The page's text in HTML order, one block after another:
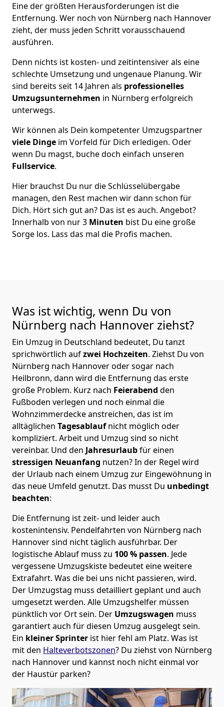
Eine der größten Herausforderungen ist die
Entfernung. Wer noch von Nürnberg nach Hannover
zieht, der muss jeden Schritt vorausschauend
ausführen.
Denn nichts ist kosten- und zeitintensiver als eine
schlechte Umsetzung und ungenaue Planung. Wir
sind bereits seit 14 Jahren als professionelles
Umzugsunternehmen in Nürnberg erfolgreich
unterwegs.
Wir können als Dein kompetenter Umzugspartner
viele Dinge im Vorfeld für Dich erledigen. Oder
wenn Du magst, buche doch einfach unseren
Fullservice.
Hier brauchst Du nur die Schlüsselübergabe
managen, den Rest machen wir dann schon für
Dich. Hört sich gut an? Das ist es auch. Angebot?
Innerhalb von nur 3 Minuten bist Du eine große
Sorge los. Lass das mal die Profis machen.
Was ist wichtig, wenn Du von
Nürnberg nach Hannover ziehst?
Ein Umzug in Deutschland bedeutet, Du tanzt
sprichwörtlich aufzwei Hochzeiten. Ziehst Du von
Nürnberg nach Hannover oder sogar nach
Heilbronn, dann wird die Entfernung das erste
große Problem. Kurz nach Feierabend den
Fußboden verlegen und noch einmal die
Wohnzimmerdecke anstreichen, das ist im
alltäglichen Tagesablaufnicht möglich oder
kompliziert. Arbeit und Umzug sind so nicht
vereinbar. Und den Jahresurlaubfür einen
stressigen Neuanfang nutzen? In der Regel wird
der Urlaub nach einem Umzug zur Eingewöhnung in
das neue Umfeld genutzt. Das musst Du unbedingt
beachten:
Die Entfernung ist zeit- und leider auch
kostenintensiv. Pendelfahrten von Nürnberg nach
Hannover sind nicht täglich ausführbar. Der
logistische Ablauf muss zu 100 % passen. Jede
vergessene Umzugskiste bedeutet eine weitere
Extrafahrt. Was die bei uns nicht passieren, wird.
Der Umzugstag muss detailliert geplant und auch
umgesetzt werden. Alle Umzugshelfer müssen
pünktlich vor Ort sein. Der Umzugswagen muss
garantiert auch für diesen Umzug ausgelegt sein.
Ein kleiner Sprinter ist hier fehl am Platz. Was ist
mit den Halteverbotszonen? Du ziehst von Nürnberg
nach Hannover und kannst noch nicht einmal vor
der Haustür parken?